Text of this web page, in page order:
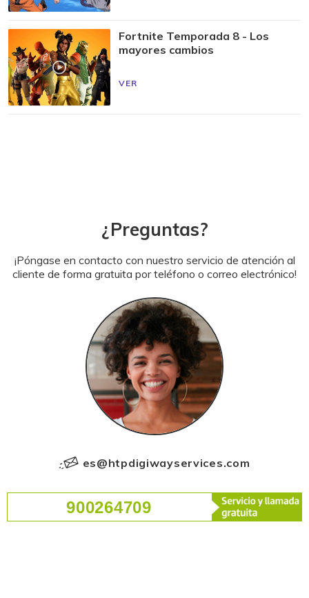
Fortnite Temporada 8 - Los
mayores cambios
VER
¿Preguntas?
¡Póngase en contacto con nuestro servicio de atención al
cliente de forma gratuita por teléfono o correo electrónico!
es@htpdigiwayservices.com
900264709